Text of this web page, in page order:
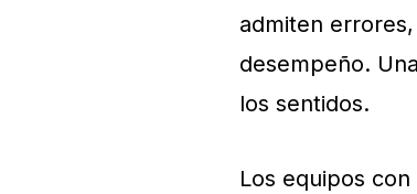
admiten
desempeño.
los sentidos.
Los equipos